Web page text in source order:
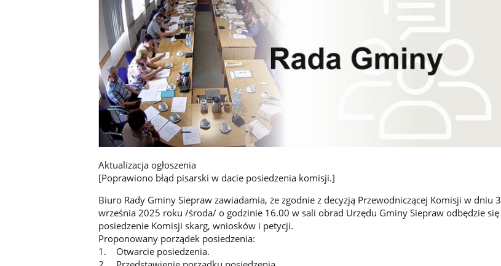
Aktualizacja ogłoszenia
[Poprawiono błąd pisarski w dacie posiedzenia komisji.]
Biuro Rady Gminy Siepraw zawiadamia, że zgodnie z decyzją Przewodniczącej Komisji w dniu 3
września 2025 roku /środa/ o godzinie 16.00 w sali obrad Urzędu Gminy Siepraw odbędzie się
posiedzenie Komisji skarg, wniosków i petycji.
Proponowany porządek posiedzenia:
1. Otwarcie posiedzenia.